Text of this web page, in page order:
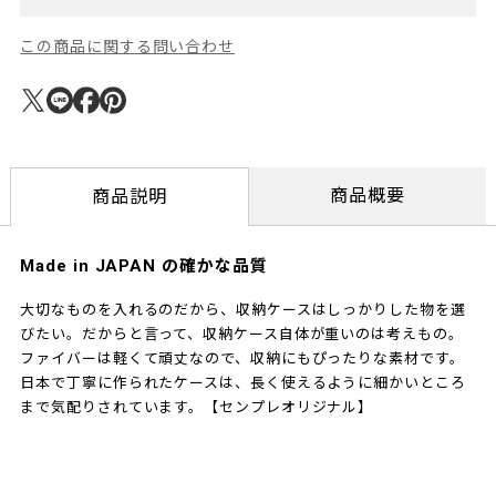
この商品に関する問い合わせ
商品説明 商品概要
Made in JAPAN の確かな品質
大切なものを入れるのだから、収納ケースはしっかりした物を選
びたい。だからと言って、収納ケース自体が重いのは考えもの。
ファイバーは軽くて頑丈なので、収納にもぴったりな素材です。
日本で丁寧に作られたケースは、長く使えるように細かいところ
まで気配りされています。【センプレオリジナル】